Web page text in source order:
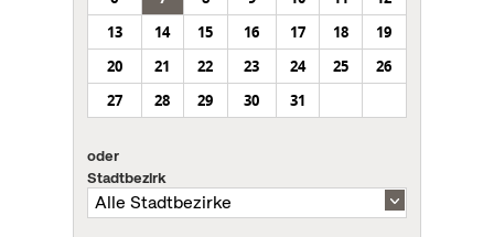
13
14 15 16 17 18
19
20
21 22 23 24 25
26
27
28 29 30 31
oder
Stadtbezirk